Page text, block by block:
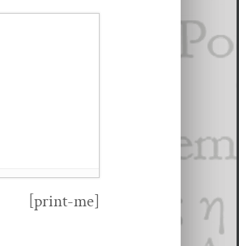
[print-me]